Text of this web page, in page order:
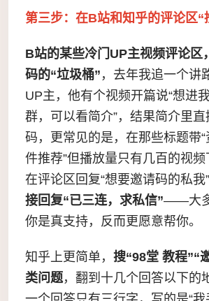
第三步：在B站和知乎的评论区“
B站的某些冷门UP主视频评论区
码的“垃圾桶” ，去年我追一个讲
UP主，他有个视频开篇说“想进
群，可以看简介”，结果简介里
码，更常见的是，在那些标题带“
件推荐”但播放量只有几百的视
在评论区回复“想要邀请码的私我”
接回复“已三连，求私信”——大
你是真支持，反而更愿意帮你。
知乎上更简单， 搜“98堂 教程”“
类问题，翻到十几个回答以下的